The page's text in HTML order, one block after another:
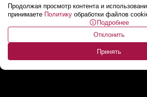
Продолжая просмотр контента и
принимаете Политику обработки файлов
Подробнее
Отклонить
Принять
Лукашенко: Откуда все это
агентство по туризму